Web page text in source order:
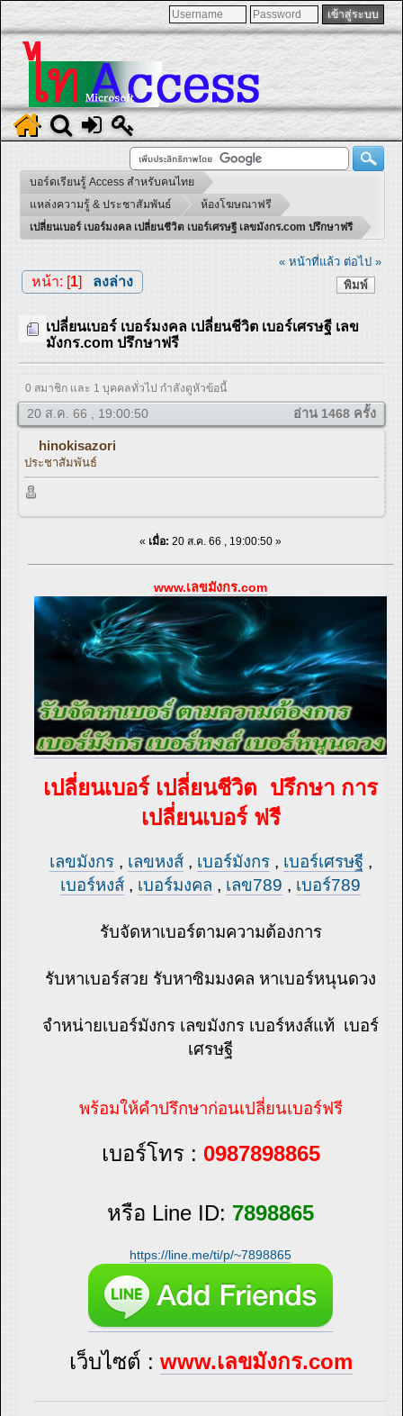
บอร์ดเรียนรู้ Access สำหรับคนไทย
แหล่งความรู้ & ประชาสัมพันธ์
ห้องโฆษณาฟรี
เปลี่ยนเบอร์ เบอร์มงคล เปลี่ยนชีวิต เบอร์เศรษฐี เลขมังกร.com ปรึกษาฟรี
« หน้าที่แล้ว ต่อไป »
พิมพ์
หน้า: [1] ลงล่าง
เปลี่ยนเบอร์ เบอร์มงคล เปลี่ยนชีวิต เบอร์เศรษฐี เลข
มังกร.com ปรึกษาฟรี
0 สมาชิก และ 1 บุคคลทั่วไป กำลังดูหัวข้อนี้
20 ส.ค. 66 , 19:00:50 อ่าน 1468 ครั้ง
hinokisazori
ประชาสัมพันธ์
« เมื่อ: 20 ส.ค. 66 , 19:00:50 »
www.เลขมังกร.com
เปลี่ยนเบอร์ เปลี่ยนชีวิต ปรึกษา การ
เปลี่ยนเบอร์ ฟรี
เลขมังกร, เลขหงส์, เบอร์มังกร, เบอร์เศรษฐี,
เบอร์หงส์ , เบอร์มงคล , เลข789 , เบอร์789
รับจัดหาเบอร์ตามความต้องการ
รับหาเบอร์สวย รับหาซิมมงคล หาเบอร์หนุนดวง
จำหน่ายเบอร์มังกร เลขมังกร เบอร์หงส์แท้ เบอร์
เศรษฐี
พร้อมให้คำปรึกษาก่อนเปลี่ยนเบอร์ฟรี
เบอร์โทร : 0987898865
หรือ Line ID: 7898865
https://line.me/ti/p/~7898865
เว็บไซต์ : www.เลขมังกร.com